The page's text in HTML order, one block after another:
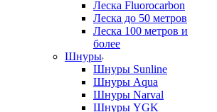
Леска Fluorocarbon
Леска до 50 метров
Леска 100 метров и
более
Шнуры
Шнуры Sunline
Шнуры Aqua
Шнуры Narval
Шнуры YGK